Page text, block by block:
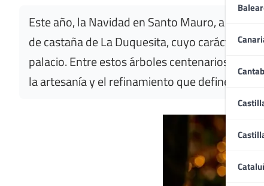
Este año, la Navidad en Santo Mauro, a
de castaña de La Duquesita, cuyo carácter
palacio. Entre estos árboles centenarios y los
la artesanía y el refinamiento que definen a dos